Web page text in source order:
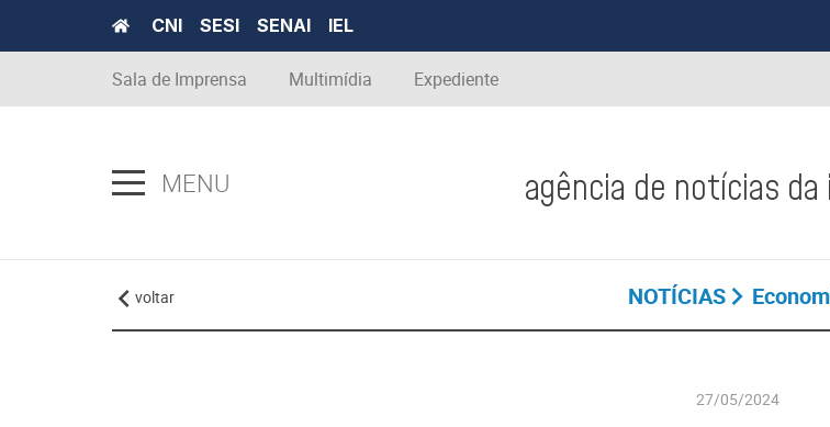
CNI SESI SENAI IEL
Sala de Imprensa Multimídia Expediente
MENU agência de notícias
voltar NOTÍCIAS
27/05/2024